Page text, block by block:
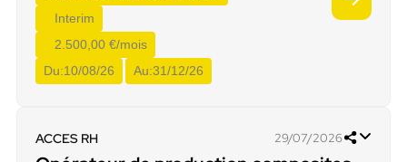
Interim
2.500,00 €/mois
Du:10/08/26 Au:31/12/26
ACCES RH 29/07/2026